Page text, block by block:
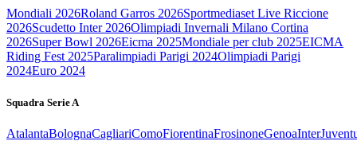
Mondiali 2026Roland Garros 2026Sportmediaset Live Riccione
2026Scudetto Inter 2026Olimpiadi Invernali Milano Cortina
2026Super Bowl 2026Eicma 2025Mondiale per club 2025EICMA
Riding Fest 2025Paralimpiadi Parigi 2024Olimpiadi Parigi
2024Euro 2024
Squadra Serie A
AtalantaBolognaCagliariComoFiorentinaFrosinoneGenoaInter